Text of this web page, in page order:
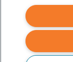
Mapa del sitio
Todas las marcas